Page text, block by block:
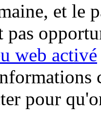
et le
pas
web activé
pour